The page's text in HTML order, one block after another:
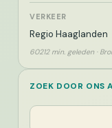
VERKEER
Regio Haaglanden
60212 min. geleden ·
ZOEK DOOR ONS
Zoeken